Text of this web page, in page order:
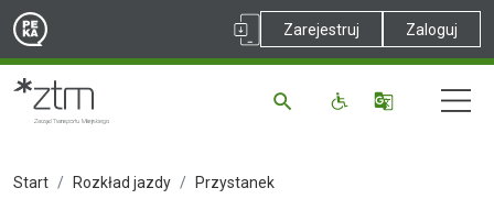
Zarejestruj Zaloguj
Start Rozkład jazdy Przystanek